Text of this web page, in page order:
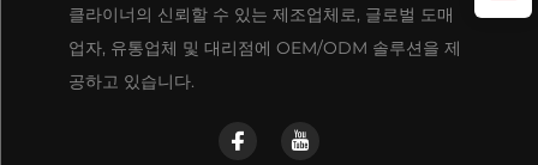
클라이너의 신뢰할 수 있는 제조업체로, 글로벌 도매
업자, 유통업체 및 대리점에 OEM/ODM 솔루션을 제
공하고 있습니다.